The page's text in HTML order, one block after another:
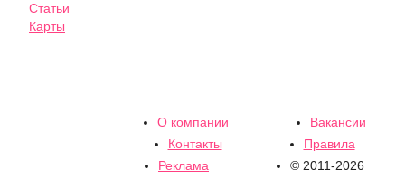
Статьи
Карты
О компании
Вакансии
Контакты
Правила
Реклама
© 2011-2026